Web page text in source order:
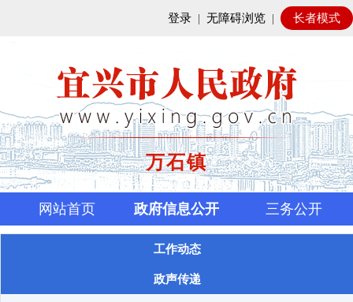
登录 | 无障碍浏览 | 长者模式
万石镇
网站首页 政府信息公开 三务公开
工作动态
政声传递